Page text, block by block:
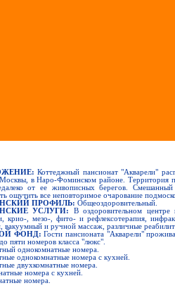
Коттеджный пансионат "Акварели"
в Наро-Фоминском районе. Территория
от ее живописных берегов.
ощутить все неповторимое очарование
ПРОФИЛЬ: Общеоздоровительный.
УСЛУГИ: В оздоровительном центре
крио-, мезо-, фито- и рефлексотерапия,
вакуумный и ручной массаж, различные
ФОНД:Гости пансионата "Акварели"
пяти номеров класса "люкс".
однокомнатные номера.
однокомнатные номера с кухней.
двухкомнатные номера.
номера с кухней.
номера.